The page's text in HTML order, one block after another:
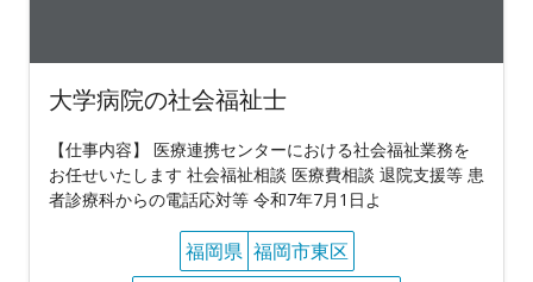
大学病院の社会福祉士
【仕事内容】 医療連携センターにおける社会福祉業務を
お任せいたします 社会福祉相談 医療費相談 退院支援等 患
者診療科からの電話応対等 令和7年7月1日よ
福岡県 福岡市東区